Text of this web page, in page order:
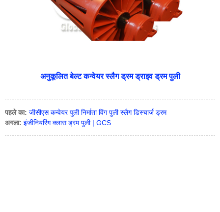
अनुकूलित बेल्ट कन्वेयर स्लैग ड्रम ड्राइव ड्रम पुली
पहले का: जीसीएस कन्वेयर पुली निर्माता विंग पुली स्लैग डिस्चार्ज ड्रम
अगला: इंजीनियरिंग क्लास ड्रम पुली | GCS